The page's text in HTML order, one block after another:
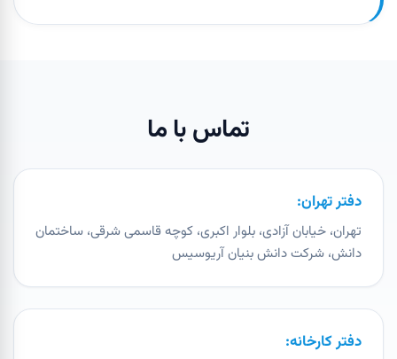
تماس با ما
دفتر تهران:
تهران، خیابان آزادی، بلوار اکبری، کوچه قاسمی شرقی، ساختمان
دانش، شرکت دانش بنیان آریوسیس
دفتر کارخانه: